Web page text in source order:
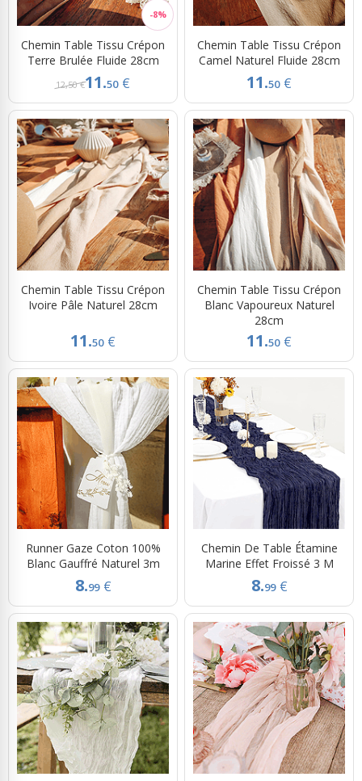
Chemin Table Tissu Crépon
Terre Brulée Fluide 28cm
12,50 €11.50 €
Chemin Table Tissu Crépon
Camel Naturel Fluide 28cm
11.50 €
Chemin Table Tissu Crépon
Ivoire Pâle Naturel 28cm
11.50 €
Chemin Table Tissu Crépon
Blanc Vapoureux Naturel
28cm
11.50 €
Runner Gaze Coton 100%
Blanc Gauffré Naturel 3m
8.99 €
Chemin De Table Étamine
Marine Effet Froissé 3 M
8.99 €